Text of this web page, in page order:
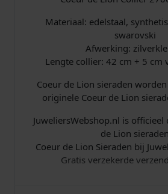
Materiaal: edelstaal,
swarovski
Afwerking:
Lengte collier: 42 cm + 5 cm
Coeur de Lion sieraden
originele Coeur de Lion
JuweliersWebshop.nl is officieel
de Lion sieraden
Coeur de Lion Sieraden bij
Gratis verzekerde